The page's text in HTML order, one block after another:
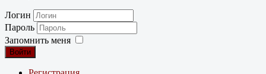
Логин
Пароль
Запомнить меня
Войти